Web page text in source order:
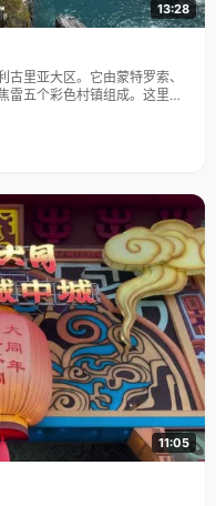
13:28
里亚大区。它由蒙特罗索、
雷五个彩色村镇组成。这里依
化遗产。
11:05